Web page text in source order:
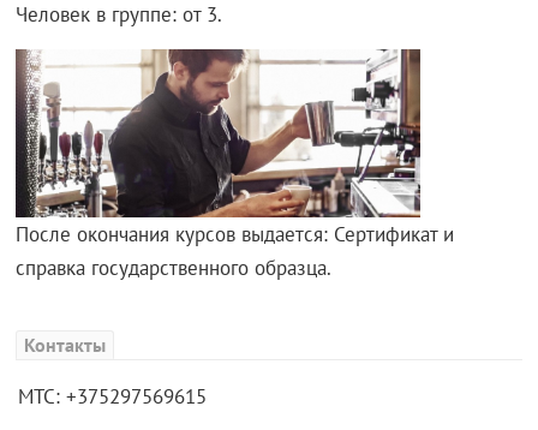
Человек в группе: от 3.
После окончания курсов выдается: Сертификат и
справка государственного образца.
Контакты
МТС: +375297569615